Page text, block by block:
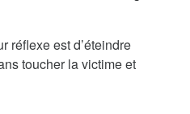
réflexe est d’éteindre
toucher la victime et